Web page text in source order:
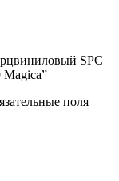
SPC
Magica”
поля